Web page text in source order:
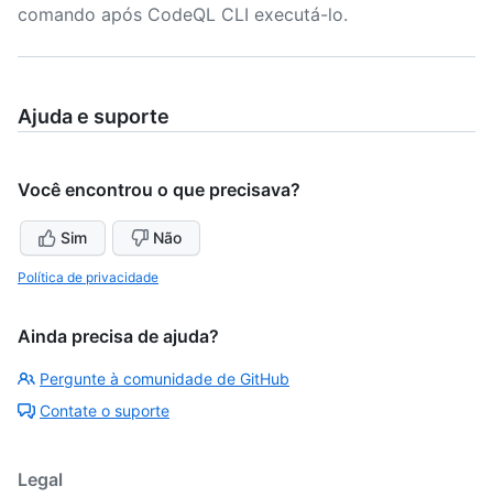
comando após CodeQL CLI executá-lo.
Ajuda e suporte
Você encontrou o que precisava?
Sim Não
Política de privacidade
Ainda precisa de ajuda?
Pergunte à comunidade de GitHub
Contate o suporte
Legal